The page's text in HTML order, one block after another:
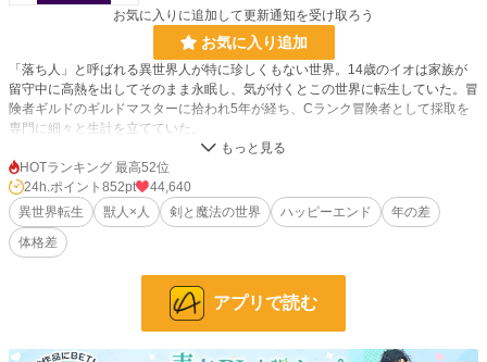
お気に入りに追加して更新通知を受け取ろう
お気に入り追加
「落ち人」と呼ばれる異世界人が特に珍しくもない世界。14歳のイオは家族が
留守中に高熱を出してそのまま永眠し、気が付くとこの世界に転生していた。冒
険者ギルドのギルドマスターに拾われ5年が経ち、Cランク冒険者として採取を
専門に細々と生計を立てていた。
ある日Sランク冒険者のオオカミ獣人と出会い、猛アピールをされる。その上
自分のことを「番」だと言うのだが、人族であるイオには番の感覚がわからない
ので戸惑うばかり。使命も役割もチートもない異世界転生で健気に生きていく自
己肯定感低めの真面目な青年と、甘やかしてくれるハイスペック年上オオカミ獣
人の話です。
ベッタベタの王道異世界転生BLを目指しました。
本編完結。番外編は不定期更新です。R-15は保険。
コメント欄に関しまして、ネタバレ配慮は特にしていませんのでネタバレ厳禁
HOTランキング 最高52位
24h.ポイント 852pt
44,640
異世界転生
獣人×人 剣と魔法の世界 ハッピーエンド
年の差
体格差
アプリで読む